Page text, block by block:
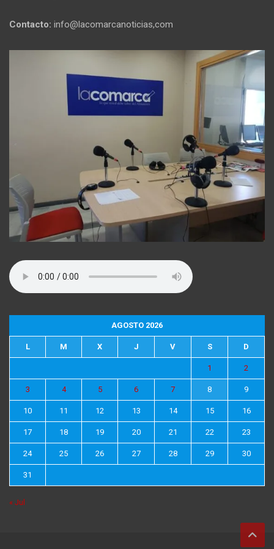
Contacto: info@lacomarcanoticias,com
AGOSTO 2026
L M X J V S D
1 2
3 4 5 6 7 8 9
10 11 12 13 14 15 16
17 18 19 20 21 22 23
24 25 26 27 28 29 30
31
« Jul